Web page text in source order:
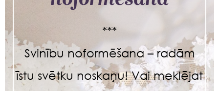
***
Svinību noformēšana – radām
īstu svētku noskaņu! Vai meklējat